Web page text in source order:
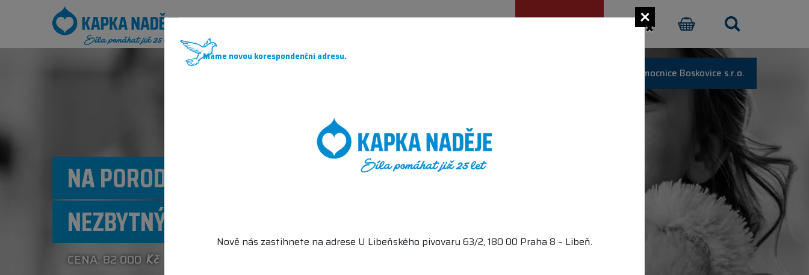
E-SHOP
NA PORODNÍ SÁL PUTOVAL
NEZBYTNÝ PŘÍSTROJ
CENA: 82 000 Kč
Nemocnice Boskovice s.r.o.
Máme novou korespondenční adresu.
×
Nově nás zastihnete na adrese U Libeňského pivovaru 63/2, 180 00 Praha 8 – Libeň.